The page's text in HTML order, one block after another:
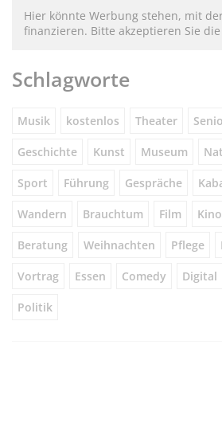
Hier könnte Werbung stehen, mit
finanzieren. Bitte akzeptieren Sie die
Schlagworte
Musik kostenlos Theater
Geschichte Kunst Museum
Sport Führung Gespräche
Wandern Brauchtum Film Kino
Beratung Weihnachten Pflege
Vortrag Essen Comedy Digital
Politik